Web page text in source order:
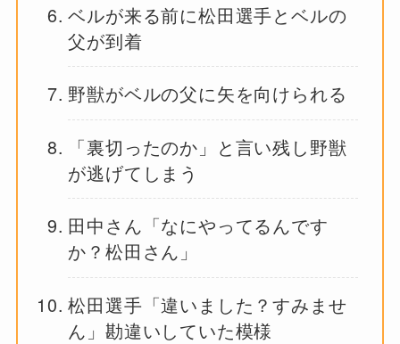
ベルが来る前に松田選手とベルの
父が到着
野獣がベルの父に矢を向けられる
「裏切ったのか」と言い残し野獣
が逃げてしまう
田中さん「なにやってるんです
か？松田さん」
松田選手「違いました？すみませ
ん」勘違いしていた模様